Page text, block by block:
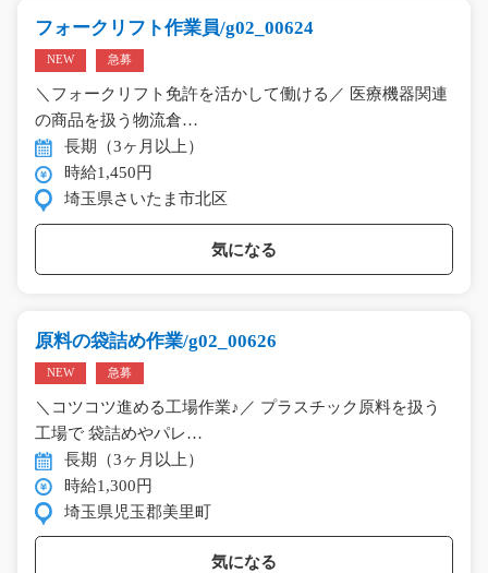
フォークリフト作業員/g02_00624
NEW 急募
＼フォークリフト免許を活かして働ける／ 医療機器関連
の商品を扱う物流倉…
長期（3ヶ月以上）
時給1,450円
埼玉県さいたま市北区
気になる
原料の袋詰め作業/g02_00626
NEW 急募
＼コツコツ進める工場作業♪／ プラスチック原料を扱う
工場で 袋詰めやパレ…
長期（3ヶ月以上）
時給1,300円
埼玉県児玉郡美里町
気になる